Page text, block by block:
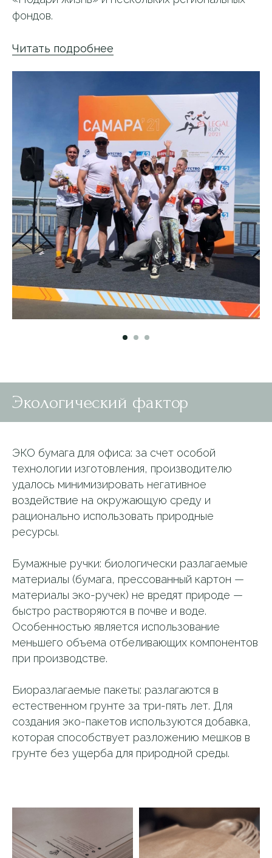
фондов.
Читать подробнее
Экологический фактор
ЭКО бумага для офиса: за счет особой
технологии изготовления, производителю
удалось минимизировать негативное
воздействие на окружающую среду и
рационально использовать природные
ресурсы.
Бумажные ручки: биологически разлагаемые
материалы (бумага, прессованный картон —
материалы эко-ручек) не вредят природе —
быстро растворяются в почве и воде.
Особенностью является использование
меньшего объема отбеливающих компонентов
при производстве.
Биоразлагаемые пакеты: разлагаются в
естественном грунте за три-пять лет. Для
создания эко-пакетов используются добавка,
которая способствует разложению мешков в
грунте без ущерба для природной среды.